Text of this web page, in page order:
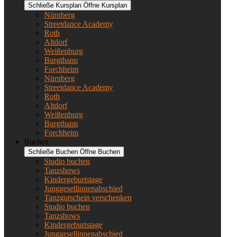
Schließe Kursplan Öffne Kursplan
Nürnberg
Streetdance Academy
Roth
Altdorf
Weißenburg
Burgthann
Forchheim
Nürnberg
Streetdance Academy
Roth
Altdorf
Weißenburg
Burgthann
Forchheim
Buchen
Schließe Buchen Öffne Buchen
Studio buchen
Tanzshows
Kindergeburtstage
Junggesellinnenabschied
Tanzgutschein verschenken
Studio buchen
Tanzshows
Kindergeburtstage
Junggesellinnenabschied